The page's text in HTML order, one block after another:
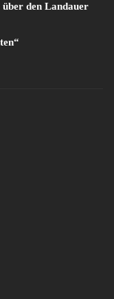
den Landauer